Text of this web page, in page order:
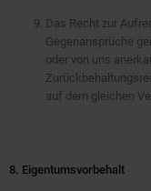
Das Recht zur
Gegenansprüche
oder von uns
auf dem gleichen
8. Eigentumsvorbehalt